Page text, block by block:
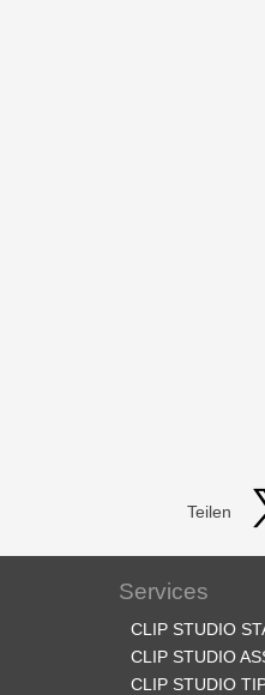
Teilen
Services
CLIP STUDIO
CLIP STUDIO
CLIP STUDIO